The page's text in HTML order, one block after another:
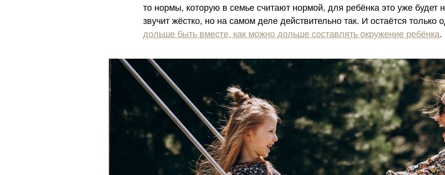
то нормы, которую в семье считают нормой, для ребёнка это уже будет
звучит жёстко, но на самом деле действительно так. И остаётся только
дольше быть вместе, как можно дольше составлять окружение ребёнка.